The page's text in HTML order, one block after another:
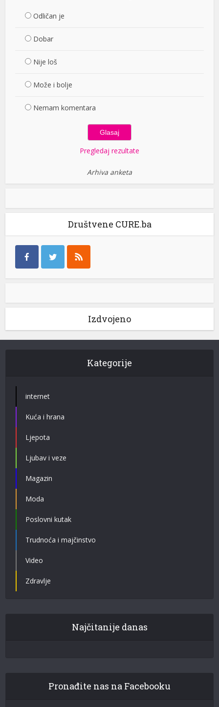
Odličan je
Dobar
Nije loš
Može i bolje
Nemam komentara
Pregledaj rezultate
Arhiva anketa
Društvene CURE.ba
Izdvojeno
Kategorije
internet
Kuća i hrana
Ljepota
Ljubav i veze
Magazin
Moda
Poslovni kutak
Trudnoća i majčinstvo
Video
Zdravlje
Najčitanije danas
Pronađite nas na Facebooku